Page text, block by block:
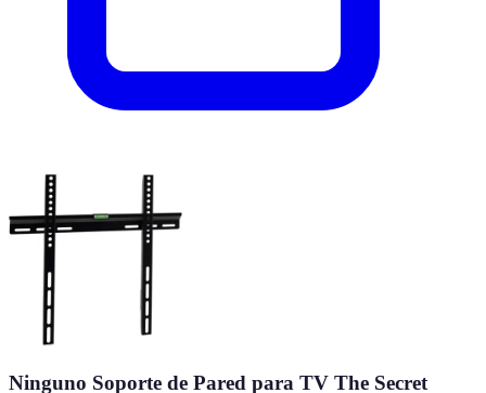
Ninguno Soporte de Pared para TV The Secret